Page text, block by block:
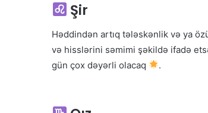
Şir
Həddindən artıq tələskənlik və ya
və hisslərini səmimi şəkildə ifadə
gün çox dəyərli olacaq
.